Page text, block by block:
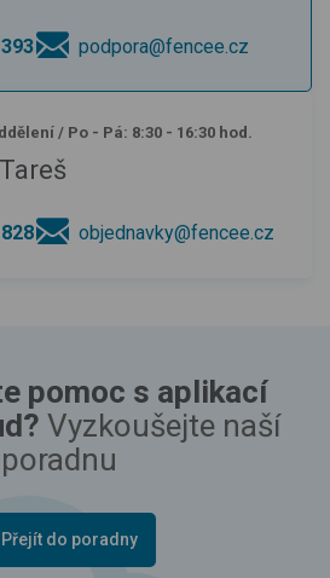
podpora@fencee.cz
/ Po - Pá: 8:30 - 16:30 hod.
objednavky@fencee.cz
pomoc s aplikací
Vyzkoušejte naší
poradnu
Přejít do poradny